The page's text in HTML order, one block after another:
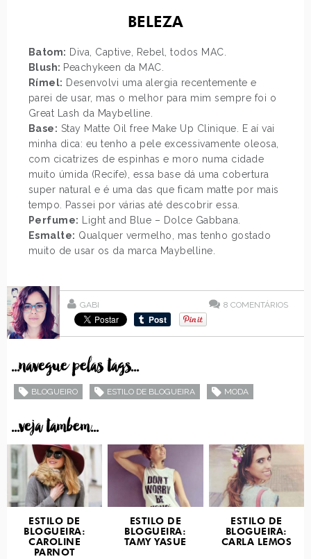
BELEZA
Batom: Diva, Captive, Rebel, todos MAC.
Blush: Peachykeen da MAC.
Rímel: Desenvolvi uma alergia recentemente e
parei de usar, mas o melhor para mim sempre foi o
Great Lash da Maybelline.
Base: Stay Matte Oil free Make Up Clinique. E aí vai
minha dica: eu tenho a pele excessivamente oleosa,
com cicatrizes de espinhas e moro numa cidade
muito úmida (Recife), essa base dá uma cobertura
super natural e é uma das que ficam matte por mais
tempo. Passei por várias até descobrir essa.
Perfume: Light and Blue – Dolce Gabbana.
Esmalte: Qualquer vermelho, mas tenho gostado
muito de usar os da marca Maybelline.
GABI 8 COMENTÁRIOS
...navegue pelas tags...
BLOGUEIRO ESTILO DE BLOGUEIRA MODA
...veja tambem...
ESTILO DE
BLOGUEIRA:
CAROLINE
PARNOT
ESTILO DE
BLOGUEIRA:
TAMY YASUE
ESTILO DE
BLOGUEIRA:
CARLA LEMOS